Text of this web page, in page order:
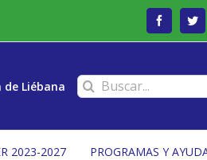
Facebook
Liébana Buscar:
2023-2027 PROGRAMAS Y